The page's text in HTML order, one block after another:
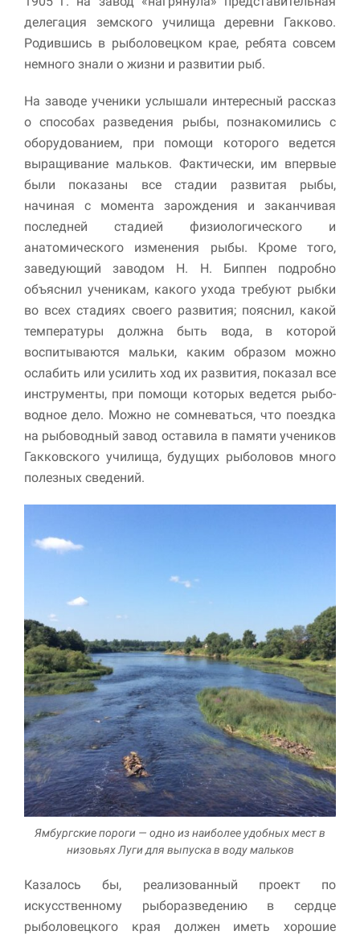
делегация земского училища деревни Гакково.
Родившись в рыболовецком крае, ребята совсем
немного знали о жизни и развитии рыб.
На заводе ученики услышали интересный рассказ
о способах разведения рыбы, познакомились с
оборудованием, при помощи которого ведется
выращивание мальков. Фактически, им впервые
были показаны все стадии развитая рыбы,
начиная с момента зарождения и заканчивая
последней стадией физиологического и
анатомического изменения рыбы. Кроме того,
заведующий заводом Н. Н. Биппен подробно
объяснил ученикам, какого ухода требуют рыбки
во всех стадиях своего развития; пояснил, какой
температуры должна быть вода, в которой
воспитываются мальки, каким образом можно
ослабить или усилить ход их развития, по­казал все
инструменты, при помощи которых ведется рыбо­
водное дело. Можно не сомневаться, что поездка
на рыбоводный завод оставила в памяти учеников
Гакковского училища, будущих рыболовов много
полезных сведений.
Ямбургские пороги — одно из наиболее удобных мест в
низовьях Луги для выпуска в воду мальков
Казалось бы, реализованный проект по
искусственному рыборазведению в сердце
рыболовецкого края должен иметь хорошие